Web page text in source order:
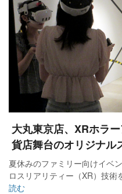
大丸東京店、XRホラ
貨店舞台のオリジナル
夏休みのファミリー向けイベ
ロスリアリティー（XR）技術
読む